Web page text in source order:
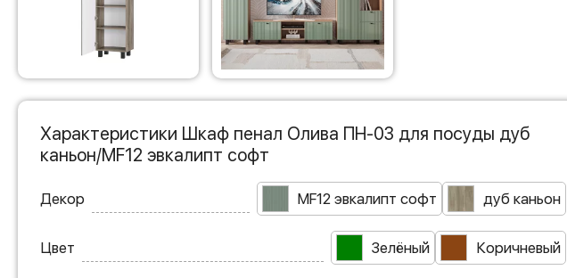
Характеристики Шкаф пенал Олива ПН-03 для посуды дуб
каньон/MF12 эвкалипт софт
Декор MF12 эвкалипт софт дуб каньон
Цвет Зелёный Коричневый